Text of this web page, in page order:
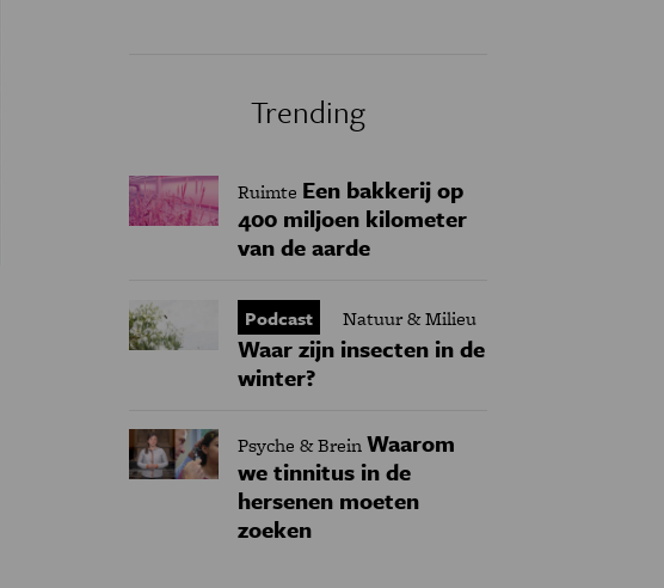
Trending
Ruimte Een bakkerij op
400 miljoen kilometer
van de aarde
Podcast Natuur & Milieu
Waar zijn insecten in de
winter?
Psyche & BreinWaarom
we tinnitus in de
hersenen moeten
zoeken